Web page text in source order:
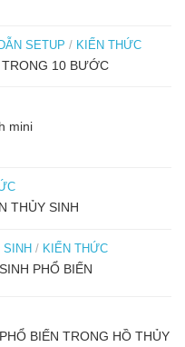
SETUP / KIẾN THỨC
10 BƯỚC
mini
THỦY SINH
/ KIẾN THỨC
PHỔ BIẾN
BIẾN TRONG HỒ THỦY